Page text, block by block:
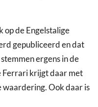
op de Engelstalige
gepubliceerd en dat
ergens in de
Ferrari krijgt daar met
waardering. Ook daar is